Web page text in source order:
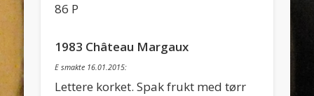
86 P
1983 Château Margaux
E smakte 16.01.2015:
Lettere korket. Spak frukt med tørr